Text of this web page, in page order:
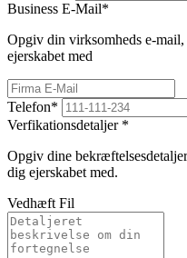
Business E-Mail*
Opgiv din virksomheds e-
ejerskabet med
Telefon*
Verfikationsdetaljer *
Opgiv dine
dig ejerskabet med.
Vedhæft Fil